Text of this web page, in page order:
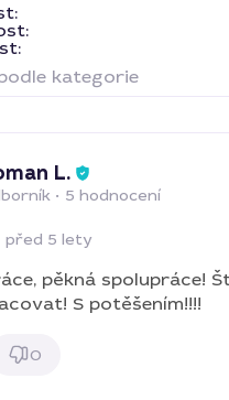
kategorie
L.
• 5 hodnocení
před 5 lety
pěkná spolupráce!
S potěšením!!!!
0